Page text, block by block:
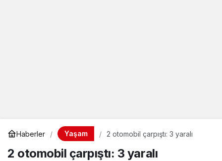
Haberler Yaşam 2 otomobil çarpıştı: 3 yaralı
2 otomobil çarpıştı: 3 yaralı